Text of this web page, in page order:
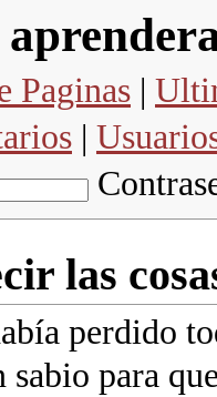
Paginas |
|
las
perdido
para